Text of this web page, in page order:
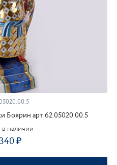
Боярин арт. 62.05020.00.5